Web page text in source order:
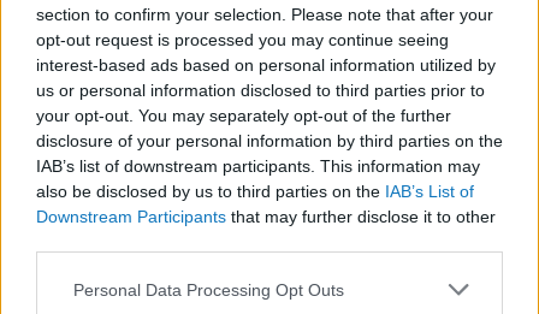
section to confirm your selection. Please note that after your
opt-out request is processed you may continue seeing
interest-based ads based on personal information utilized by
us or personal information disclosed to third parties prior to
your opt-out. You may separately opt-out of the further
disclosure of your personal information by third parties on the
IAB’s list of downstream participants. This information may
also be disclosed by us to third parties on the IAB’s List of
Downstream Participants that may further disclose it to other
Please note that this website/app uses one or more Google
Personal Data Processing Opt Outs